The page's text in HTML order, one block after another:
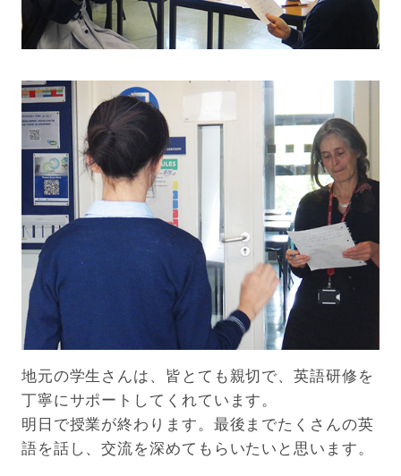
地元の学生さんは、皆とても親切で、英語研修を
丁寧にサポートしてくれています。
明日で授業が終わります。最後までたくさんの英
語を話し、交流を深めてもらいたいと思います。